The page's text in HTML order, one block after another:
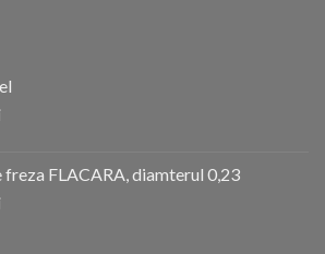
freza FLACARA, diamterul 0,23